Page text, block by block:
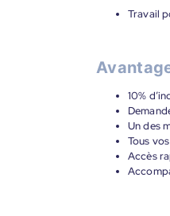
Travail
10%
Un des
Tous
Accès